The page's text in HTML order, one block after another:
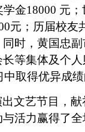
学金18000 元
元；历届校友
时，黄国忠
等集体及个
中取得优异成
文艺节目，
活力赢得了